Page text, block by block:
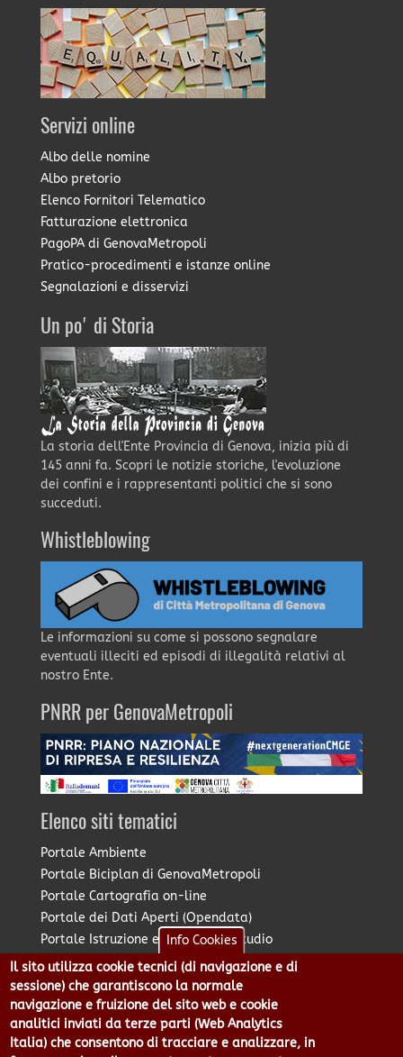
Servizi online
Albo delle nomine
Albo pretorio
Elenco Fornitori Telematico
Fatturazione elettronica
PagoPA di GenovaMetropoli
Pratico-procedimenti e istanze online
Segnalazioni e disservizi
Un po' di Storia
La storia dell'Ente Provincia di Genova, inizia più di
145 anni fa. Scopri le notizie storiche, l'evoluzione
dei confini e i rappresentanti politici che si sono
succeduti.
Whistleblowing
Le informazioni su come si possono segnalare
eventuali illeciti ed episodi di illegalità relativi al
nostro Ente.
PNRR per GenovaMetropoli
Elenco siti tematici
Portale Ambiente
Portale Biciplan di GenovaMetropoli
Portale Cartografia on-line
Portale dei Dati Aperti (Opendata)
Portale Istruzione e Diritto allo Studio
Portale Marketing Territoriale
Portale Piano Strategico Metropolitano
Portale PUMS di GenovaMetropoli
Portale Stazione Unica Appaltante
Pratico: procedimenti e istanze online
Info Cookies
Il sito utilizza cookie tecnici (di navigazione e di
sessione) che garantiscono la normale
navigazione e fruizione del sito web e cookie
analitici inviati da terze parti (Web Analytics
Italia) che consentono di tracciare e analizzare, in